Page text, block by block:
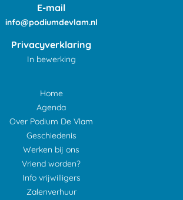
E-mail
info@podiumdevlam.nl
Privacyverklaring
In bewerking
Home
Agenda
Over Podium De Vlam
Geschiedenis
Werken bij ons
Vriend worden?
Info vrijwilligers
Zalenverhuur